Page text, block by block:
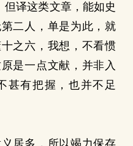
但译这类文章，能如史
二人，单是为此，就
之六，我想，不看惯
是一点文献，并非入
甚有把握，也并不足
居多，所以竭力保存